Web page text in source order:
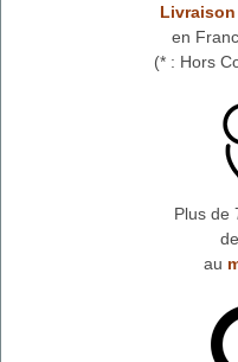
en
(* : Hors
Plus de
au